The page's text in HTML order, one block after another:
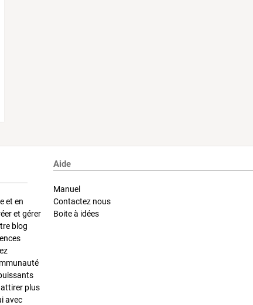
et en
et gérer
blog
plus
avec
Aide
Manuel
Contactez nous
Boite à idées